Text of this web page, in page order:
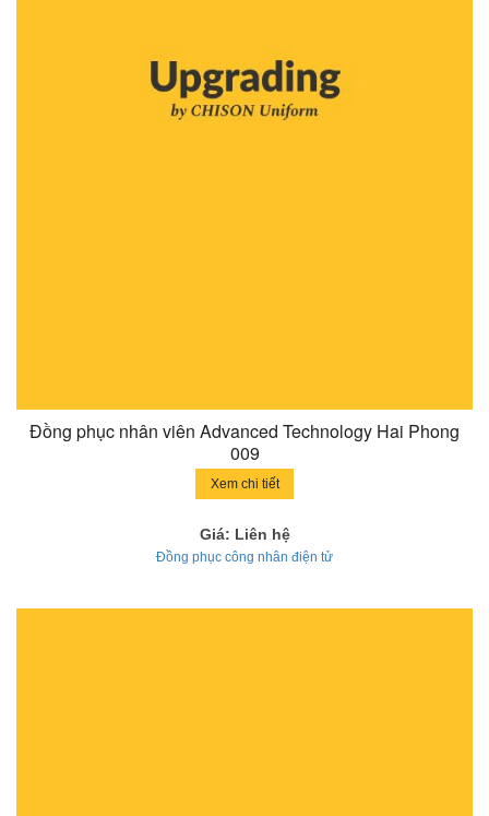
Đồng phục nhân viên Advanced Technology Hai Phong
009
Xem chi tiết
Giá: Liên hệ
Đồng phục công nhân điện tử